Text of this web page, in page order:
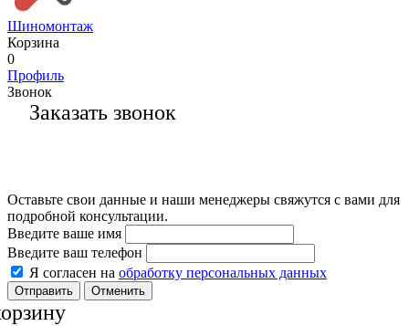
Шиномонтаж
Корзина
0
Профиль
Звонок
Заказать звонок
Оставьте свои данные и наши менеджеры свяжутся с вами для
подробной консультации.
Введите ваше имя
Введите ваш телефон
Я согласен на обработку персональных данных
Отменить